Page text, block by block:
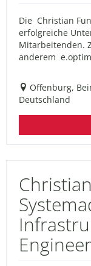
Die Christian
erfolgreiche
Mitarbeitenden.
anderem
Offenburg,
Deutschland